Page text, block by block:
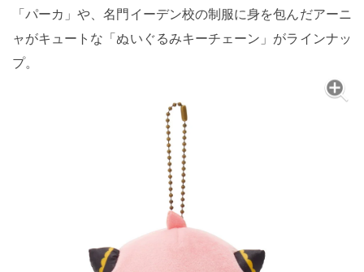
「パーカ」や、名門イーデン校の制服に身を包んだアーニ
ャがキュートな「ぬいぐるみキーチェーン」がラインナッ
プ。